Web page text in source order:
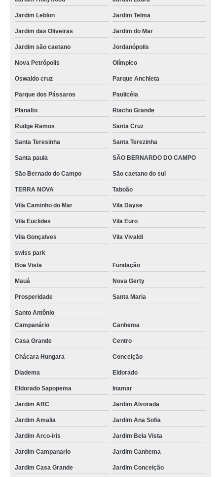
Jardim Leblon Jardim Telma
Jardim das Oliveiras Jardim do Mar
Jardim são caetano Jordanópolis
Nova Petrópolis Olímpico
Oswaldo cruz Parque Anchieta
Parque dos Pássaros Paulicéia
Planalto Riacho Grande
Rudge Ramos Santa Cruz
Santa Teresinha Santa Terezinha
Santa paula SÃO BERNARDO DO CAMPO
São Bernado do Campo São caetano do sul
TERRA NOVA Taboão
Vila Caminho do Mar Vila Dayse
Vila Euclides Vila Euro
Vila Gonçalves Vila Vivaldi
swiss park
Boa Vista
Fundação
Mauá Nova Gerty
Prosperidade Santa Maria
Santo Antônio
Campanário
Canhema
Casa Grande Centro
Chácara Hungara Conceição
Diadema Eldorado
Eldorado Sapopema Inamar
Jardim ABC Jardim Alvorada
Jardim Amalia Jardim Ana Sofia
Jardim Arco-iris Jardim Bela Vista
Jardim Campanario Jardim Canhema
Jardim Casa Grande Jardim Conceição